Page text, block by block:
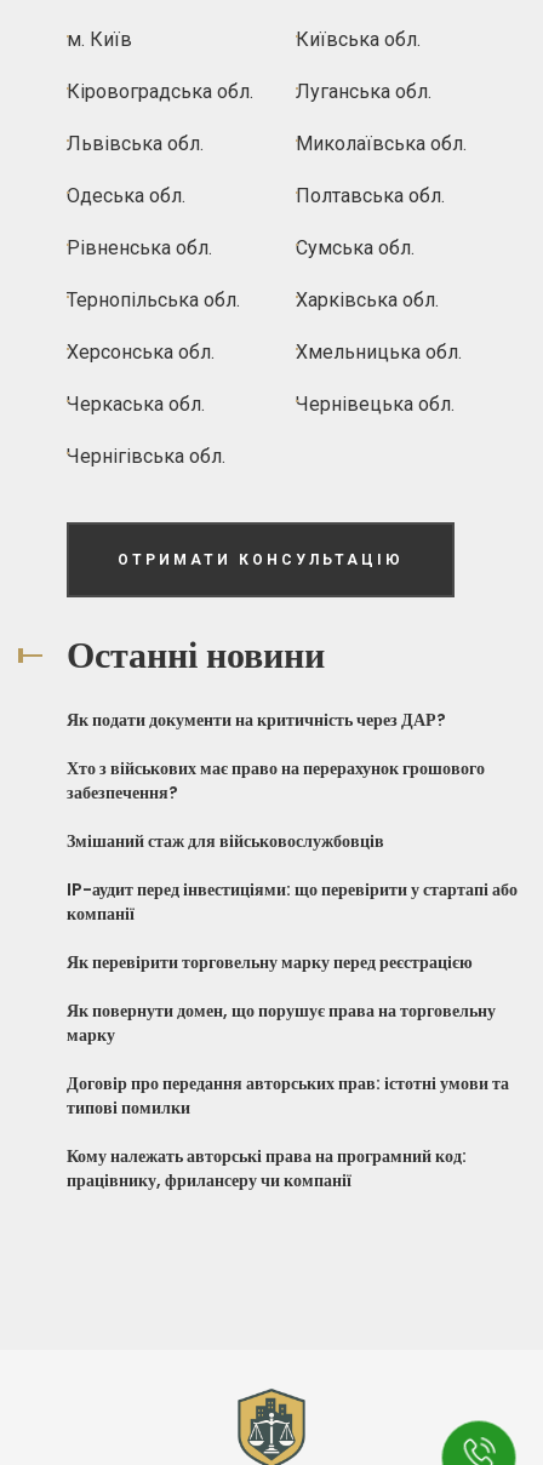
м. Київ Київська обл.
Кіровоградська обл. Луганська обл.
Львівська обл. Миколаївська обл.
Одеська обл. Полтавська обл.
Рівненська обл. Сумська обл.
Тернопільська обл. Харківська обл.
Херсонська обл. Хмельницька обл.
Черкаська обл. Чернівецька обл.
Чернігівська обл.
ОТРИМАТИ КОНСУЛЬТАЦІЮ
Останні новини
Як подати документи на критичність через ДАР?
Хто з військових має право на перерахунок грошового
забезпечення?
Змішаний стаж для військовослужбовців
IP-аудит перед інвестиціями: що перевірити у стартапі або
компанії
Як перевірити торговельну марку перед реєстрацією
Як повернути домен, що порушує права на торговельну
марку
Договір про передання авторських прав: істотні умови та
типові помилки
Кому належать авторські права на програмний код:
працівнику, фрилансеру чи компанії